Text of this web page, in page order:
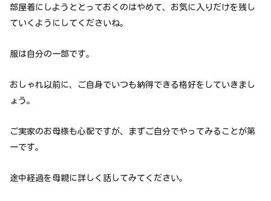
部屋着にしようととっておくのはやめて、お気に入りだけを残し
ていくようにしてくださいね。
服は自分の一部です。
おしゃれ以前に、ご自身でいつも納得できる格好をしていきまし
ょう。
ご実家のお母様も心配ですが、まずご自分でやってみることが第
一です。
途中経過を母親に詳しく話してみてください。